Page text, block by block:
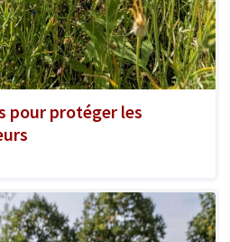
pour protéger les